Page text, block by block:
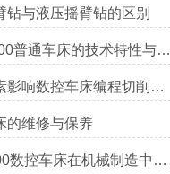
钻与液压摇臂钻的区别
CW61100普通车床的技术特性与操作优势
哪些因素影响数控车床编程切削量？
的维修与保养
CK61100数控车床在机械制造中的实际表现